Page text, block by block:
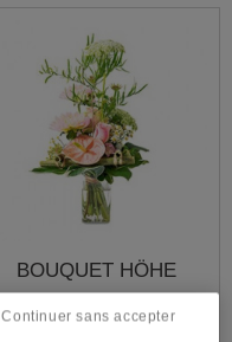
BOUQUET HÖHE
Continuer sans accepter